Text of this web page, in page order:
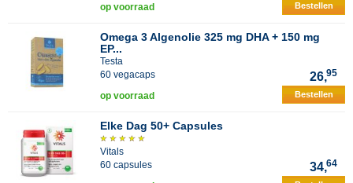
op voorraad Bestellen
Omega 3 Algenolie 325 mg DHA + 150 mg
EP...
Testa
60 vegacaps
26,95
op voorraad Bestellen
Elke Dag 50+ Capsules
Vitals
60 capsules
34,64